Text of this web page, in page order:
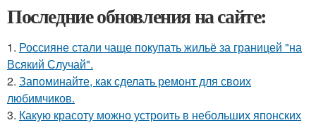
Последние обновления на сайте:
1. Россияне стали чаще покупать жильё за границей "на
Всякий Случай".
2. Запоминайте, как сделать ремонт для своих
любимчиков.
3. Какую красоту можно устроить в небольших японских